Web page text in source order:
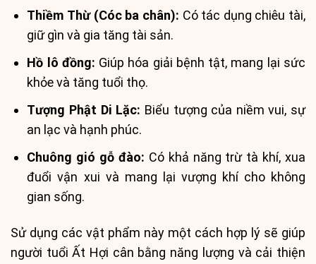
Thiềm Thừ (Cóc ba chân): Có tác dụng chiêu tài,
giữ gìn và gia tăng tài sản.
Hồ lô đồng: Giúp hóa giải bệnh tật, mang lại sức
khỏe và tăng tuổi thọ.
Tượng Phật Di Lặc: Biểu tượng của niềm vui, sự
an lạc và hạnh phúc.
Chuông gió gỗ đào: Có khả năng trừ tà khí, xua
đuổi vận xui và mang lại vượng khí cho không
gian sống.
Sử dụng các vật phẩm này một cách hợp lý sẽ giúp
người tuổi Ất Hợi cân bằng năng lượng và cải thiện